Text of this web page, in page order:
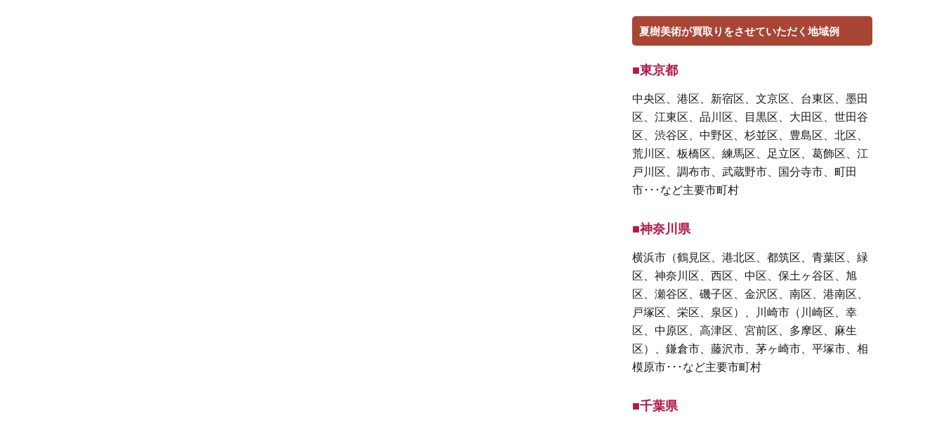
夏樹美術が買取りをさせていただく地域例
■東京都
中央区、港区、新宿区、文京区、台東区、墨田
区、江東区、品川区、目黒区、大田区、世田谷
区、渋谷区、中野区、杉並区、豊島区、北区、
荒川区、板橋区、練馬区、足立区、葛飾区、江
戸川区、調布市、武蔵野市、国分寺市、町田
市･･･など主要市町村
■神奈川県
横浜市（鶴見区、港北区、都筑区、青葉区、緑
区、神奈川区、西区、中区、保土ヶ谷区、旭
区、瀬谷区、磯子区、金沢区、南区、港南区、
戸塚区、栄区、泉区）、川崎市（川崎区、幸
区、中原区、高津区、宮前区、多摩区、麻生
区）、鎌倉市、藤沢市、茅ヶ崎市、平塚市、相
模原市･･･など主要市町村
■千葉県